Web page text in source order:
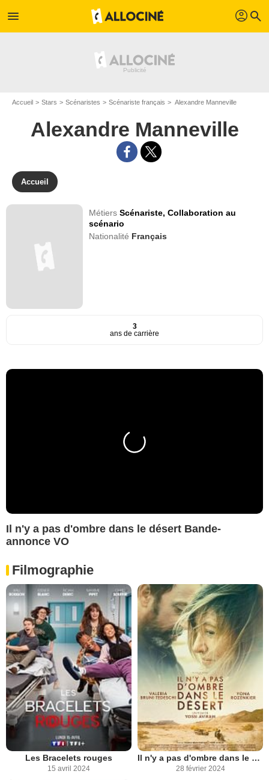
menu profil search
Accueil Stars Scénaristes Scénariste français Alexandre Manneville
Alexandre Manneville
Accueil
MétiersScénariste,Collaboration au
scénario
Nationalité Français
3
ans de carrière
Il n'y a pas d'ombre dans le désert Bande-
annonce VO
Filmographie
Les Bracelets rouges
15 avril 2024
Il n'y a pas d'ombre dans le désert
28 février 2024